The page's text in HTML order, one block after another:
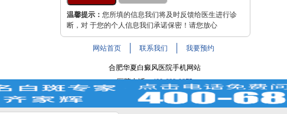
温馨提示： 您所填的信息我们将及时反馈给医生进行诊
断，对 于您的个人信息我们承诺保密！请您放心
网站首页 联系我们 我要预约
合肥华夏白癜风医院手机网站
医院电话：400-688-9875
医院地址：合肥市铜陵路与裕溪路交叉路口
注：本网站信息仅供参考，不能作为诊断及医疗依据，服用